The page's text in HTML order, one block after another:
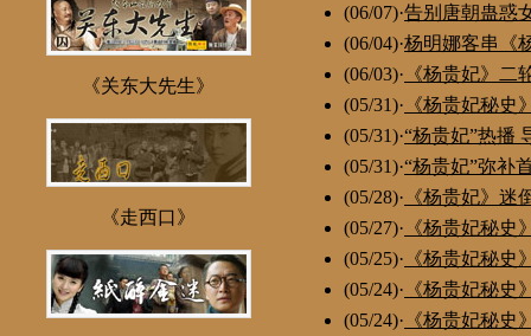
《关东大先生》
《走西口》
(06/07)·告别唐朝蛊惑
(06/04)·杨明娜客串《
(06/03)· 《杨贵妃》二
(05/31)· 《杨贵妃秘史
(05/31)·“杨贵妃”热播
(05/31)·“杨贵妃”弥补
(05/28)· 《杨贵妃》迷
(05/27)· 《杨贵妃秘史
(05/25)· 《杨贵妃秘史
(05/24)· 《杨贵妃秘史
(05/24)· 《杨贵妃秘史